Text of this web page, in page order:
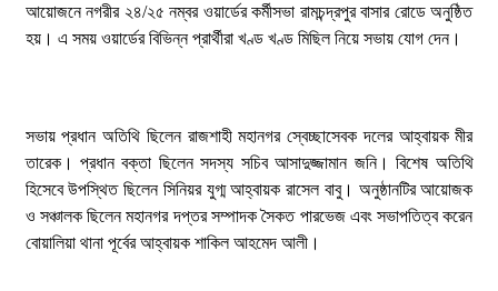
৩১ জুলাই, ২০২৬, ৯:৫৪ পূর্বাহ্ন
৩০ জুলাই, ২০২৬, ১২:৫৭ অপরাহ্ন
নগর যুবদলের নতুন যুগ্ম আহ্বায়ক ইঞ্জি. আরিফুজ্জামান
সোহেলকে RPSF-এর সংবর্ধনা
২৯ জুলাই, ২০২৬, ১২:২১ অপরাহ্ন
আয়োজনে নগরীর ২৪/২৫ নম্বর ওয়ার্ডের কর্মীসভা রামচন্দ্রপুর বাসার রোডে অনুষ্ঠিত
হয়। এ সময় ওয়ার্ডের বিভিন্ন প্রার্থীরা খণ্ড খণ্ড মিছিল নিয়ে সভায় যোগ দেন।
সভায় প্রধান অতিথি ছিলেন রাজশাহী মহানগর স্বেচ্ছাসেবক দলের আহ্বায়ক মীর
তারেক। প্রধান বক্তা ছিলেন সদস্য সচিব আসাদুজ্জামান জনি। বিশেষ অতিথি
হিসেবে উপস্থিত ছিলেন সিনিয়র যুগ্ম আহ্বায়ক রাসেল বাবু। অনুষ্ঠানটির আয়োজক
ও সঞ্চালক ছিলেন মহানগর দপ্তর সম্পাদক সৈকত পারভেজ এবং সভাপতিত্ব করেন
বোয়ালিয়া থানা পূর্বের আহ্বায়ক শাকিল আহমেদ আলী।